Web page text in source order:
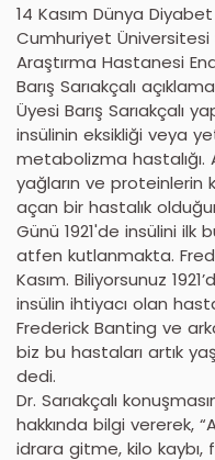
14 Kasım Dünya
Cumhuriyet Üniversitesi
Araştırma Hastanesi
Barış Sarıakçalı
Üyesi Barış Sarıakçalı
insülinin eksikliği veya
metabolizma hastalığı.
yağların ve proteinlerin
açan bir hastalık
Günü 1921'de insülini ilk
atfen kutlanmakta.
Kasım. Biliyorsunuz
insülin ihtiyacı olan
Frederick Banting ve
biz bu hastaları artık
dedi.
Dr. Sarıakçalı
hakkında bilgi vererek,
idrara gitme, kilo kaybı,